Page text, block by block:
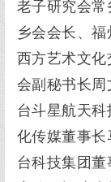
老子研究会常
乡会会长、
西方艺术文
会副秘书长周
台斗星航天
化传媒董事
台科技集团